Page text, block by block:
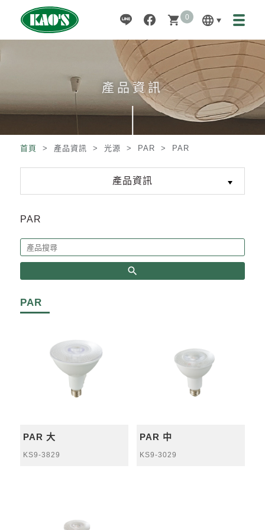
language
shopping_cart 0
產品資訊
首頁 > 產品資訊 > 光源 > PAR > PAR
產品資訊
PAR
search
PAR
PAR 大
KS9-3829
PAR 中
KS9-3029